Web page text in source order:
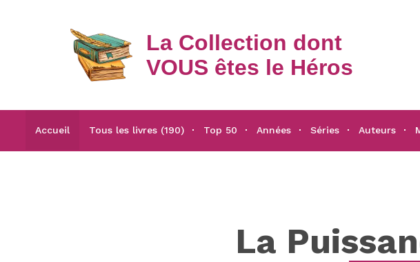
La Collection dont
VOUS êtes le Héros
Accueil Tous les livres (190) Top 50 Années Séries Auteurs
La